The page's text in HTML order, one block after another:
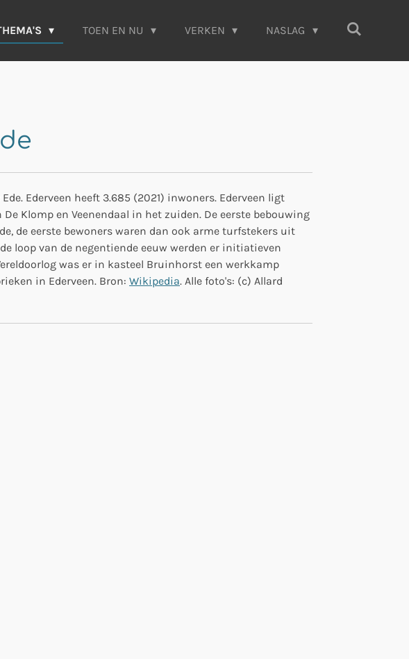
TOEN EN NU VERKEN NASLAG
Ederveen heeft 3.685 (2021) inwoners. Ederveen ligt
Klomp en Veenendaal in het zuiden. De eerste bebouwing
de eerste bewoners waren dan ook arme turfstekers uit
loop van de negentiende eeuw werden er initiatieven
was er in kasteel Bruinhorst een werkkamp
in Ederveen. Bron: Wikipedia. Alle foto's: (c) Allard